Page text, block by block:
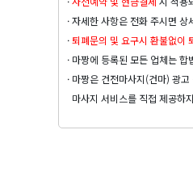
· 자세한 사항은 전화 주시면
·퇴폐문의 및 요구시 환불없이
· 마짱에 등록된 모든 업체는
· 마짱은 건전마사지(건마) 광
마사지 서비스를 직접 제공하